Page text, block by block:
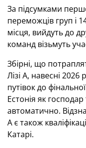
За підсумками
переможців груп і
місця, вийдуть до
команд візьмуть
Збірні, що
Лізі А, навесні 2026
путівок до
Естонія як
автоматично.
А є також
Катарі.